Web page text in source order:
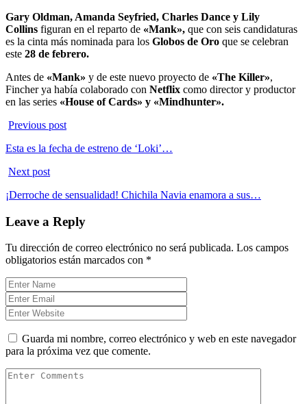
Gary Oldman, Amanda Seyfried, Charles Dance y Lily
Collins figuran en el reparto de «Mank», que con seis candidaturas
es la cinta más nominada para los Globos de Oro que se celebran
este 28 de febrero.
Antes de «Mank» y de este nuevo proyecto de «The Killer»,
Fincher ya había colaborado con Netflix como director y productor
en las series «House of Cards» y «Mindhunter».
Previous post
Esta es la fecha de estreno de ‘Loki’…
Next post
¡Derroche de sensualidad! Chichila Navia enamora a sus…
Leave a Reply
Tu dirección de correo electrónico no será publicada. Los campos
obligatorios están marcados con *
Guarda mi nombre, correo electrónico y web en este navegador
para la próxima vez que comente.